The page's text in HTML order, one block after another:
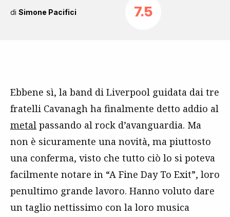
di Simone Pacifici 7.5
Ebbene sì, la band di Liverpool guidata dai tre
fratelli Cavanagh ha finalmente detto addio al
metal passando al rock d’avanguardia. Ma
non è sicuramente una novità, ma piuttosto
una conferma, visto che tutto ciò lo si poteva
facilmente notare in “A Fine Day To Exit”, loro
penultimo grande lavoro. Hanno voluto dare
un taglio nettissimo con la loro musica